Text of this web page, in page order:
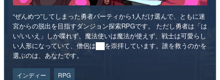
“ぜんめつ”してしまった勇者パーティから1人だけ選んで、ともに迷
宮からの脱出を目指すダンジョン探索RPGです。 ただし勇者は「は
い/いいえ」しか喋れず、魔法使いは魔法が使えず、戦士は可愛らし
い人形になっていて、僧侶は██を崇拝しています。誰を救うのかを
選ぶのは、あなたです。
インディー RPG